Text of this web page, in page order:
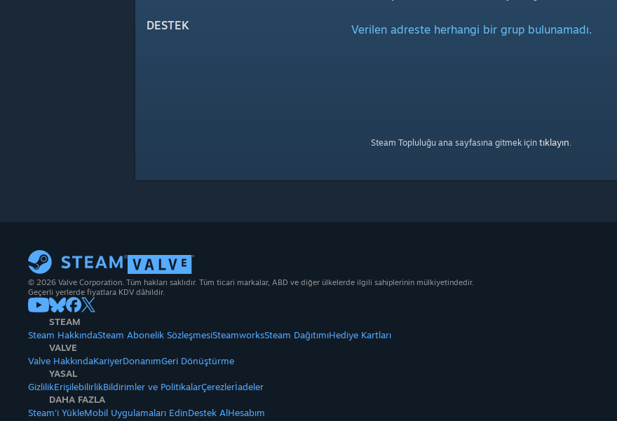
DESTEK Verilen adreste herhangi bir grup bulunamadı.
Steam Topluluğu ana sayfasına gitmek için tıklayın.
© 2026 Valve Corporation. Tüm hakları saklıdır. Tüm ticari markalar, ABD ve diğer ülkelerde ilgili sahiplerinin mülkiyetindedir.
Geçerli yerlerde fiyatlara KDV dâhildir.
STEAM
Steam HakkındaSteam Abonelik SözleşmesiSteamworksSteam DağıtımıHediye Kartları
VALVE
Valve HakkındaKariyerDonanımGeri Dönüştürme
YASAL
GizlilikErişilebilirlikBildirimler ve PolitikalarÇerezlerİadeler
DAHA FAZLA
Steam'i YükleMobil Uygulamaları EdinDestek AlHesabım